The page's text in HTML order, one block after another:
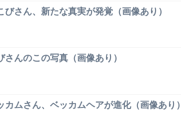
びさん、新たな真実が発覚（画像あり）
さんのこの写真（画像あり）
カムさん、ベッカムヘアが進化（画像あり）